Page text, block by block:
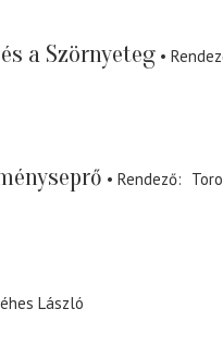
a Szörnyeteg
Rendező
László